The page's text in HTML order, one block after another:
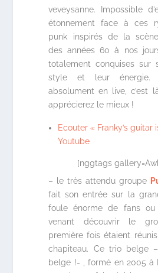
veveysanne. Impossible
étonnement face à ces
punk inspirés de la
des années 60 à nos
totalement conquises sur
style et leur
absolument en live, c’est
apprécierez le mieux !
Ecouter « Franky’s guitar
Youtube
[nggtags
– le très attendu groupe
fait son entrée sur la
foule énorme de fans ou
venant découvrir le
première fois étaient
chapiteau. Ce trio belge
belge !- , formé en 2005 à